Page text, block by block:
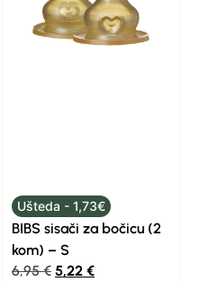
Ušteda - 1,73€
BIBS sisači za bočicu (2
kom) – S
6,95€ 5,22 €